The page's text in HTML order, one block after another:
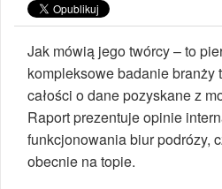
Jak mówią jego twórcy – to
kompleksowe badanie branży
całości o dane pozyskane z
Raport prezentuje opinie
funkcjonowania biur podrózy,
obecnie na topie.